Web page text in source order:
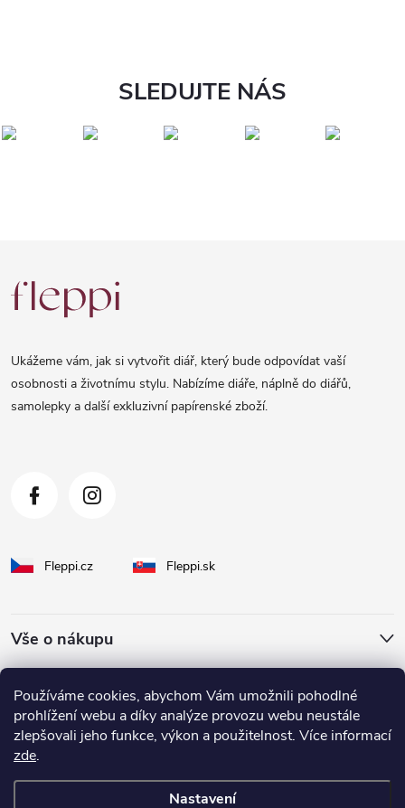
Používáme cookies, abychom Vám umožnili pohodlné
prohlížení webu a díky analýze provozu webu neustále
zlepšovali jeho funkce, výkon a použitelnost. Více informací
zde.
Nastavení
SLEDUJTE NÁS
á
Ukážeme vám, jak si vytvořit diář, který bude odpovídat vaší
osobnosti a životnímu stylu. Nabízíme diáře, náplně do diářů,
samolepky a další exkluzivní papírenské zboží.
Fleppi.cz Fleppi.sk
Vše o nákupu
O Fleppi
Inspirace pro vás